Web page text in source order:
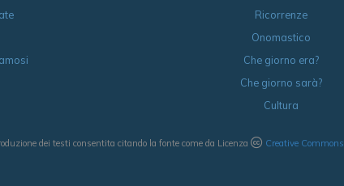
Ricorrenze
Onomastico
Che giorno era?
Che giorno sarà?
Cultura
dei testi consentita citando la fonte come da Licenza Creative Commons